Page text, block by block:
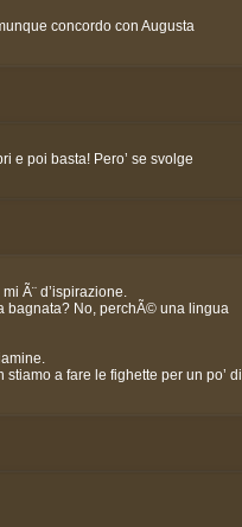
concordo con Augusta
e poi basta! Pero’ se svolge
Ã¨ d’ispirazione.
bagnata? No, perchÃ© una lingua
a fare le fighette per un po’ di